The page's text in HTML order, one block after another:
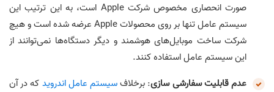
صورت انحصاری مخصوص شرکت Apple است، به این ترتیب این
سیستم عامل تنها بر روی محصولات Apple عرضه شده است و هیچ
شرکت ساخت موبایل‌های هوشمند و دیگر دستگاه‌ها نمی‌توانند از
این سیستم عامل استفاده کنند.
عدم قابلیت سفارشی سازی: برخلافسیستم عامل اندرويد که در آن